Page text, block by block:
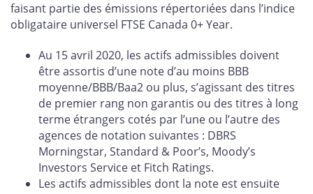
faisant partie des émissions répertoriées dans l’indice
obligataire universel FTSE Canada 0+ Year.
Au 15 avril 2020, les actifs admissibles doivent
être assortis d’une note d’au moins BBB
moyenne/BBB/Baa2 ou plus, s’agissant des titres
de premier rang non garantis ou des titres à long
terme étrangers cotés par l’une ou l’autre des
agences de notation suivantes : DBRS
Morningstar, Standard & Poor’s, Moody’s
Investors Service et Fitch Ratings.
Les actifs admissibles dont la note est ensuite